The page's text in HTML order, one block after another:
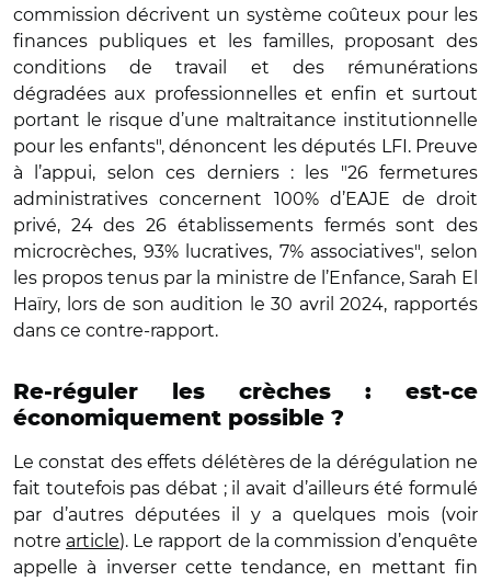
commission décrivent un système coûteux pour les
finances publiques et les familles, proposant des
conditions de travail et des rémunérations
dégradées aux professionnelles et enfin et surtout
portant le risque d’une maltraitance institutionnelle
pour les enfants", dénoncent les députés LFI. Preuve
à l’appui, selon ces derniers : les "26 fermetures
administratives concernent 100% d’EAJE de droit
privé, 24 des 26 établissements fermés sont des
microcrèches, 93% lucratives, 7% associatives", selon
les propos tenus par la ministre de l’Enfance, Sarah El
Haïry, lors de son audition le 30 avril 2024, rapportés
dans ce contre-rapport.
Re-réguler les crèches : est-ce
économiquement possible ?
Le constat des effets délétères de la dérégulation ne
fait toutefois pas débat ; il avait d’ailleurs été formulé
par d’autres députées il y a quelques mois (voir
notre article). Le rapport de la commission d’enquête
appelle à inverser cette tendance, en mettant fin